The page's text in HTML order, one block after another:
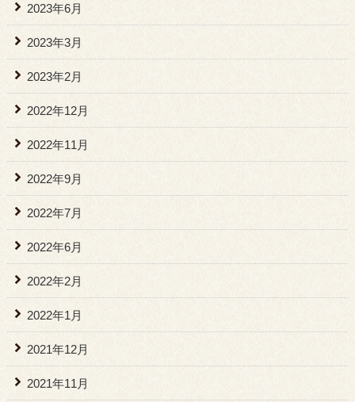
2023年6月
2023年3月
2023年2月
2022年12月
2022年11月
2022年9月
2022年7月
2022年6月
2022年2月
2022年1月
2021年12月
2021年11月